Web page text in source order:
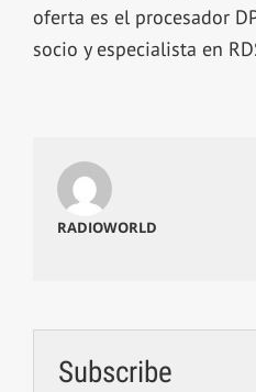
oferta es el procesador
socio y especialista en
RADIOWORLD
Subscribe